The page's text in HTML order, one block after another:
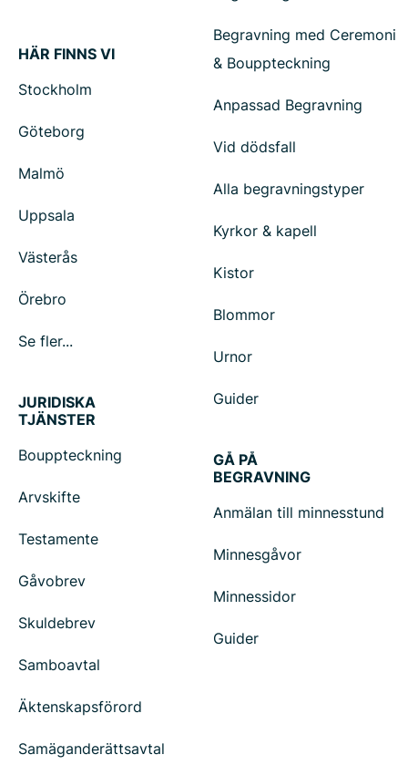
HÄR FINNS VI
Stockholm
Göteborg
Malmö
Uppsala
Västerås
Örebro
Se fler...
Begravning med Ceremoni
& Bouppteckning
Anpassad Begravning
Vid dödsfall
Alla begravningstyper
Kyrkor & kapell
Kistor
Blommor
Urnor
Guider
JURIDISKA
TJÄNSTER
Bouppteckning
Arvskifte
Testamente
Gåvobrev
Skuldebrev
Samboavtal
Äktenskapsförord
Samäganderättsavtal
GÅ PÅ
BEGRAVNING
Anmälan till minnesstund
Minnesgåvor
Minnessidor
Guider